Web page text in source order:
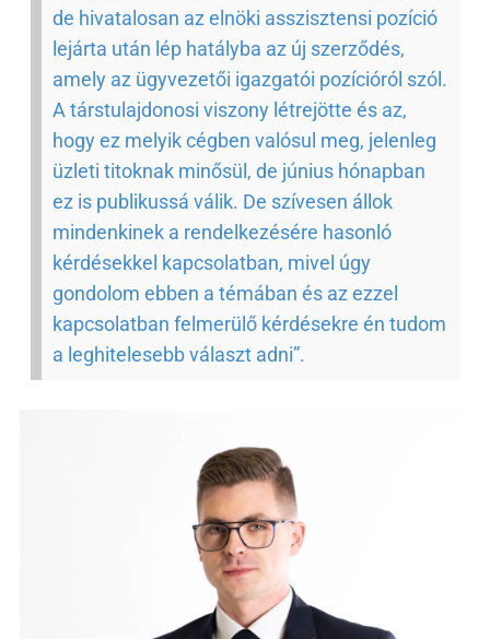
de hivatalosan az elnöki asszisztensi pozíció
lejárta után lép hatályba az új szerződés,
amely az ügyvezetői igazgatói pozícióról szól.
A társtulajdonosi viszony létrejötte és az,
hogy ez melyik cégben valósul meg, jelenleg
üzleti titoknak minősül, de június hónapban
ez is publikussá válik. De szívesen állok
mindenkinek a rendelkezésére hasonló
kérdésekkel kapcsolatban, mivel úgy
gondolom ebben a témában és az ezzel
kapcsolatban felmerülő kérdésekre én tudom
a leghitelesebb választ adni”.